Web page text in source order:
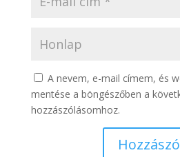
A nevem, e-mail címem, és
mentése a böngészőben a
hozzászólásomhoz.